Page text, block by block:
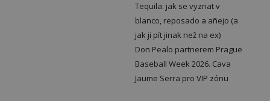
Tequila: jak se vyznat v
blanco, reposado a añejo (a
jak ji pít jinak než na ex)
Don Pealo partnerem Prague
Baseball Week 2026. Cava
Jaume Serra pro VIP zónu